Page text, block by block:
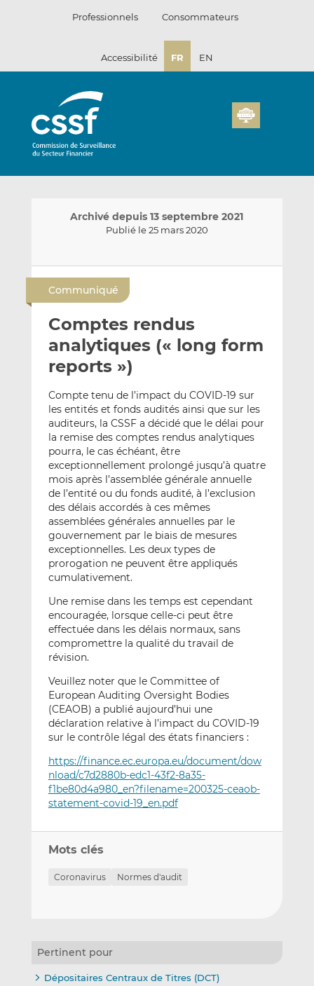
Professionnels Consommateurs
Accessibilité FR EN
Archivé depuis 13 septembre 2021
Publié le 25 mars 2020
y
e
r
e
m
a
i
l
a
g
e
u
r
L
i
n
k
e
d
I
n
a
g
e
u
r
F
a
c
e
b
o
o
k
Communiqué
Comptes rendus
analytiques (« long form
reports »)
Compte tenu de l’impact du COVID-19 sur
les entités et fonds audités ainsi que sur les
auditeurs, la CSSF a décidé que le délai pour
la remise des comptes rendus analytiques
pourra, le cas échéant, être
exceptionnellement prolongé jusqu’à quatre
mois après l’assemblée générale annuelle
de l’entité ou du fonds audité, à l’exclusion
des délais accordés à ces mêmes
assemblées générales annuelles par le
gouvernement par le biais de mesures
exceptionnelles. Les deux types de
prorogation ne peuvent être appliqués
cumulativement.
Une remise dans les temps est cependant
encouragée, lorsque celle-ci peut être
effectuée dans les délais normaux, sans
compromettre la qualité du travail de
révision.
Veuillez noter que le Committee of
European Auditing Oversight Bodies
(CEAOB) a publié aujourd’hui une
déclaration relative à l’impact du COVID-19
sur le contrôle légal des états financiers :
https://finance.ec.europa.eu/document/dow
nload/c7d2880b-edc1-43f2-8a35-
f1be80d4a980_en?filename=200325-ceaob-
statement-covid-19_en.pdf
Mots clés
Coronavirus Normes d'audit
Pertinent pour
Dépositaires Centraux de Titres (DCT)